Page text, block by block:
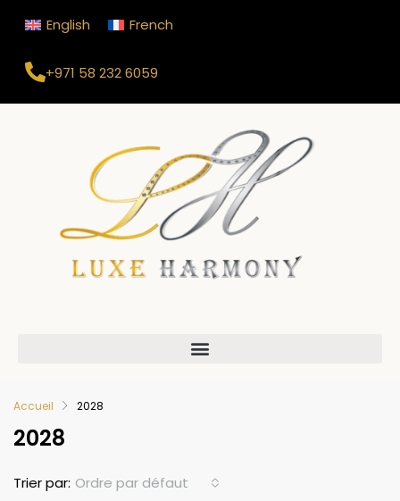
+971 58 232 6059
English French
Accueil 2028
2028
Trier par: Ordre par défaut